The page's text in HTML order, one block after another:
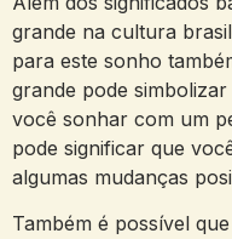
grande na cultura
para este sonho
grande pode
você sonhar com um
pode significar que
algumas mudanças
Também é possível